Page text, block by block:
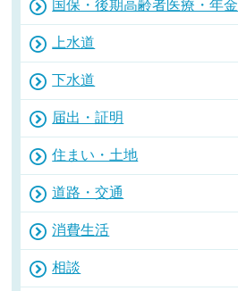
国保・後期高齢者医療・年金
上水道
下水道
届出・証明
住まい・土地
道路・交通
消費生活
相談